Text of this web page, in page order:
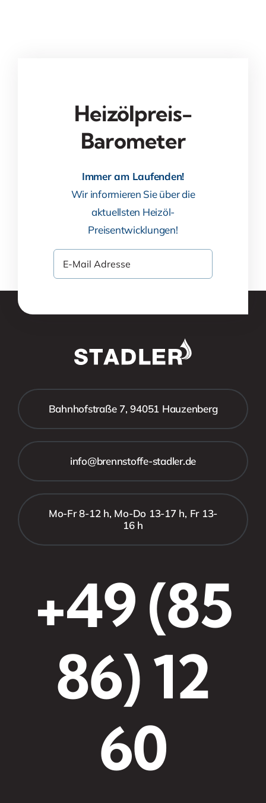
Heizölpreis-
Barometer
Immer am Laufenden!
Wir informieren Sie über die
aktuellsten Heizöl-
Preisentwicklungen!
Bahnhofstraße 7, 94051 Hauzenberg
info@brennstoffe-stadler.de
Mo-Fr 8-12 h, Mo-Do 13-17 h, Fr 13-
16 h
+49 (85
86) 12
60